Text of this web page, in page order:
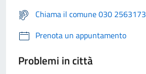
Chiama il comune 030 2563173
Prenota un appuntamento
Problemi in città